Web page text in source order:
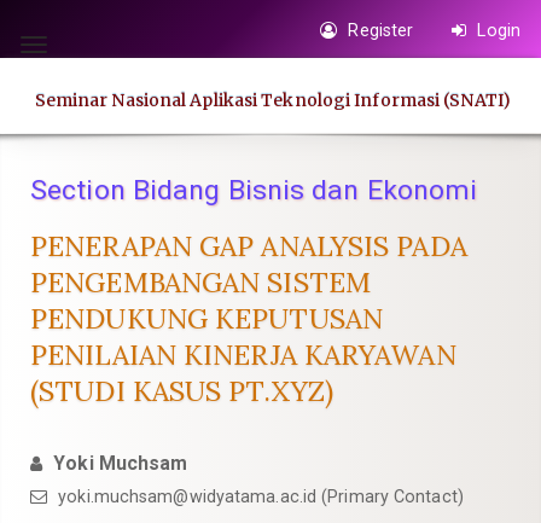
jump
page
content
Navigation
Main
Sidebar
Toggle
Register Login
Seminar Nasional Aplikasi Teknologi Informasi (SNATI)
Section Bidang Bisnis dan Ekonomi
PENERAPAN GAP ANALYSIS PADA
PENGEMBANGAN SISTEM
PENDUKUNG KEPUTUSAN
PENILAIAN KINERJA KARYAWAN
(STUDI KASUS PT.XYZ)
Yoki Muchsam
yoki.muchsam@widyatama.ac.id (Primary Contact)